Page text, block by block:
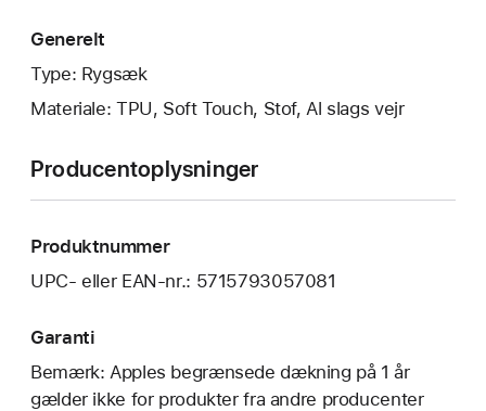
Generelt
Type: Rygsæk
Materiale: TPU, Soft Touch, Stof, Al slags vejr
Producentoplysninger
Produktnummer
UPC- eller EAN-nr.: 5715793057081
Garanti
Bemærk: Apples begrænsede dækning på 1 år
gælder ikke for produkter fra andre producenter